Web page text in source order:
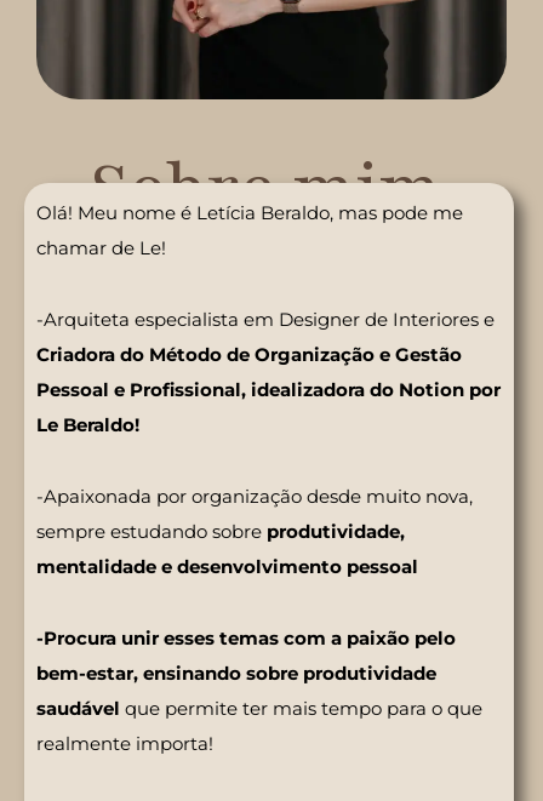
Sobre mim
Olá! Meu nome é Letícia Beraldo, mas pode me
chamar de Le!
-Arquiteta especialista em Designer de Interiores e
Criadora do Método de Organização e Gestão
Pessoal e Profissional, idealizadora do Notion por
Le Beraldo!
-Apaixonada por organização desde muito nova,
sempre estudando sobre produtividade,
mentalidade e desenvolvimento pessoal
-Procura unir esses temas com a paixão pelo
bem-estar, ensinando sobre produtividade
saudável que permite ter mais tempo para o que
realmente importa!